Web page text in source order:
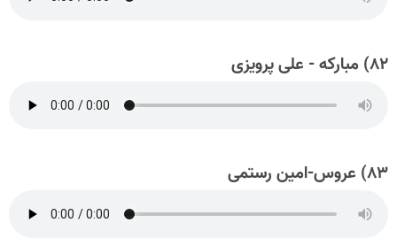
۸۲) مبارکه - علی پرویزی
۸۳) عروس-امین رستمی